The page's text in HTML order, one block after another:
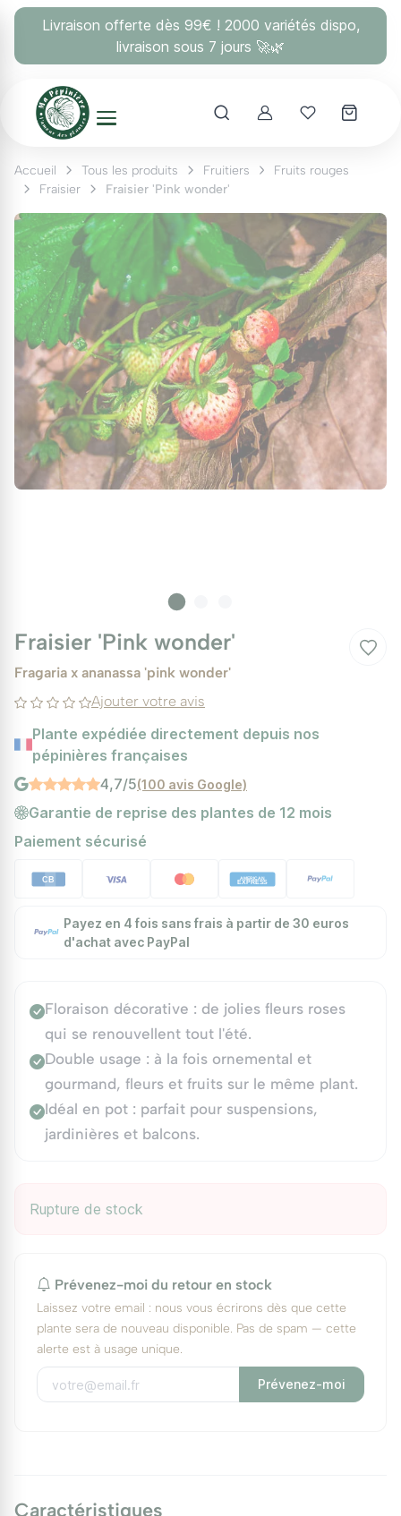
Livraison offerte dès 99€ ! 2000 variétés dispo,
livraison sous 7 jours 🚀🌿
AccountMes coups
Accueil Tous les produits Fruitiers
Fruits rouges
Fraisier
Fraisier 'Pink wonder'
Fraisier 'Pink wonder'
Fragaria x ananassa 'pink wonder'
Ajouter votre avis
Plante expédiée directement depuis nos
pépinières françaises
4,7/5(100 avis Google)
Garantie de reprise des plantes de 12 mois
Paiement sécurisé
Payez en 4 fois sans frais à partir de 30 euros
d'achat avec PayPal
Floraison décorative : de jolies fleurs roses
qui se renouvellent tout l'été.
Double usage : à la fois ornemental et
gourmand, fleurs et fruits sur le même plant.
Idéal en pot : parfait pour suspensions,
jardinières et balcons.
Rupture de stock
Prévenez-moi du retour en stock
Laissez votre email : nous vous écrirons dès que cette
plante sera de nouveau disponible. Pas de spam — cette
alerte est à usage unique.
Prévenez-moi
Caractéristiques
Panneau de gestion des cookies